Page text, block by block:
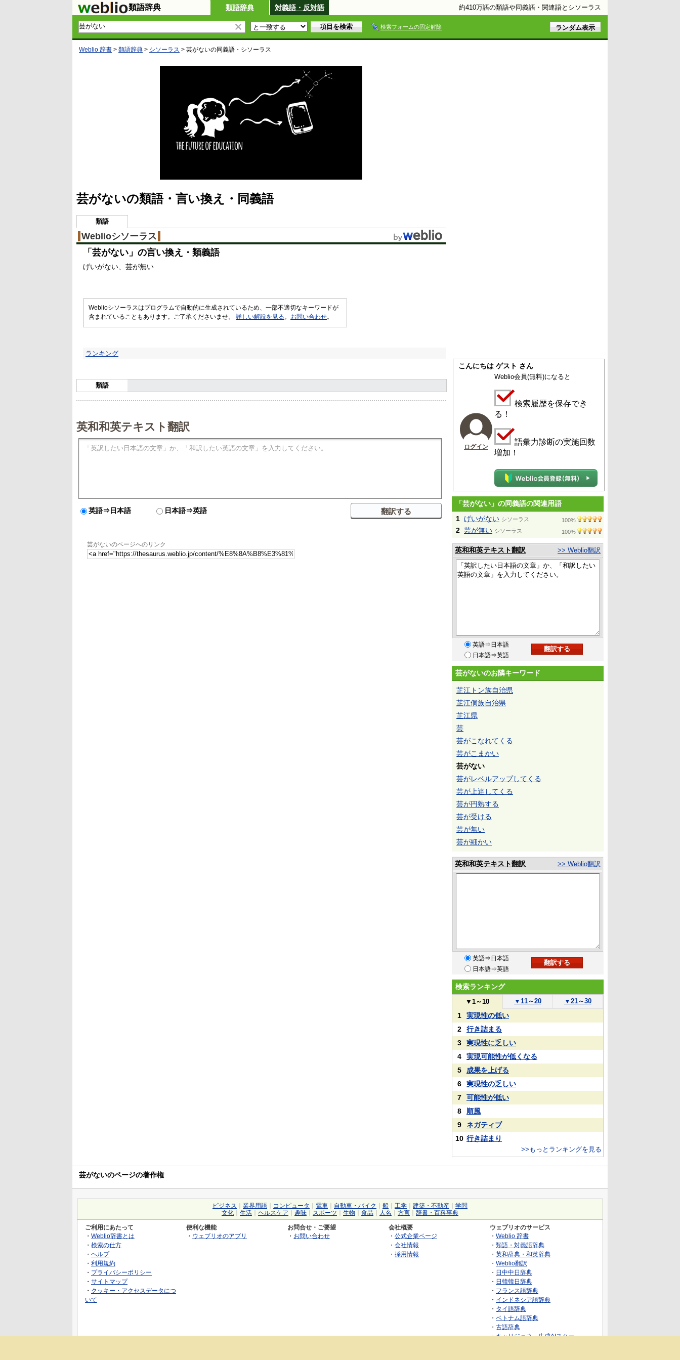
類語辞典 類語辞典 対義語・反対語 約410万語の類語や同義語・関連語とシソーラス
検索フォームの固定解除
Weblio 辞書 > 類語辞典 > シソーラス > 芸がないの同義語・シソーラス
芸がないの類語・言い換え・同義語
類語
Weblioシソーラス
「 芸がない 」の言い換え・類義語
げいがない 芸が無い
Weblioシソーラスはプログラムで自動的に生成されているため、一部不適切なキーワードが
含まれていることもあります。ご了承くださいませ。 詳しい解説を見る 。 お問い合わせ。
ランキング
類語
英和和英テキスト翻訳
英語⇒日本語 日本語⇒英語
芸がないのページへのリンク
こんにちは ゲスト さん
ログイン
Weblio会員(無料)になると
検索履歴を保存でき
る！
語彙力診断の実施回数
増加！
「芸がない」の同義語の関連用語
1 げいがない シソーラス 100%
2 芸が無い シソーラス 100%
英和和英テキスト翻訳 >> Weblio翻訳
英語⇒日本語
日本語⇒英語
芸がないのお隣キーワード
芷江トン族自治県
芷江侗族自治県
芷江県
芸
芸がこなれてくる
芸がこまかい
芸がない
芸がレベルアップしてくる
芸が上達してくる
芸が円熟する
芸が受ける
芸が無い
芸が細かい
英和和英テキスト翻訳 >> Weblio翻訳
英語⇒日本語
日本語⇒英語
検索ランキング
▼ 1～10 ▼ 11～20 ▼ 21～30
1
実現性の低い
2
行き詰まる
3
実現性に乏しい
4
実現可能性が低くなる
5
成果を上げる
6
実現性の乏しい
7
可能性が低い
8
順風
9
ネガティブ
10 行き詰まり
>>もっとランキングを見る
芸がないのページの著作権
ビジネス 業界用語 コンピュータ 電車 自動車・バイク 船 工学 建築・不動産
学問
文化
生活 ヘルスケア 趣味 スポーツ 生物 食品 人名 方言 辞書・百科事典
ご利用にあたって
・ Weblio辞書とは
・ 検索の仕方
・ ヘルプ
・ 利用規約
・ プライバシーポリシー
・ サイトマップ
・ クッキー・アクセスデータにつ
いて
便利な機能
・ ウェブリオのアプリ
お問合せ・ご要望
・ お問い合わせ
会社概要
・ 公式企業ページ
・ 会社情報
・ 採用情報
ウェブリオのサービス
・ Weblio 辞書
・ 類語・対義語辞典
・ 英和辞典・和英辞典
・ Weblio翻訳
・ 日中中日辞典
・ 日韓韓日辞典
・ フランス語辞典
・ インドネシア語辞典
・ タイ語辞典
・ ベトナム語辞典
・ 古語辞典
・キャリジェネ～生成AIスクー